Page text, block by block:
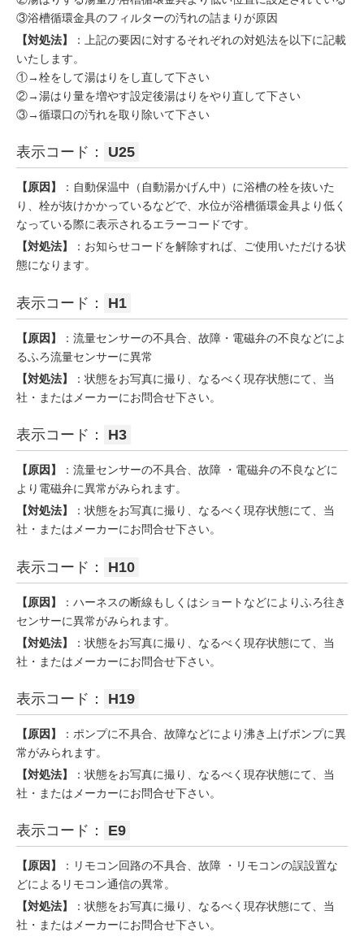
③浴槽循環金具のフィルターの汚れの詰まりが原因
【対処法】
：上記の要因に対するそれぞれの対処法を以下に記載
いたします。
①→栓をして湯はりをし直して下さい
②→湯はり量を増やす設定後湯はりをやり直して下さい
③→循環口の汚れを取り除いて下さい
表示コード： U25
【原因】
：自動保温中（自動湯かげん中）に浴槽の栓を抜いた
り、栓が抜けかかっているなどで、水位が浴槽循環金具より低く
なっている際に表示されるエラーコードです。
【対処法】
：お知らせコードを解除すれば、ご使用いただける状
態になります。
表示コード： H1
【原因】
：流量センサーの不具合、故障・電磁弁の不良などによ
るふろ流量センサーに異常
【対処法】
：状態をお写真に撮り、なるべく現存状態にて、当
社・またはメーカーにお問合せ下さい。
表示コード： H3
【原因】
：流量センサーの不具合、故障 ・電磁弁の不良などに
より電磁弁に異常がみられます。
【対処法】
：状態をお写真に撮り、なるべく現存状態にて、当
社・またはメーカーにお問合せ下さい。
表示コード： H10
【原因】
：ハーネスの断線もしくはショートなどによりふろ往き
センサーに異常がみられます。
【対処法】
：状態をお写真に撮り、なるべく現存状態にて、当
社・またはメーカーにお問合せ下さい。
表示コード： H19
【原因】
：ポンプに不具合、故障などにより沸き上げポンプに異
常がみられます。
【対処法】
：状態をお写真に撮り、なるべく現存状態にて、当
社・またはメーカーにお問合せ下さい。
表示コード： E9
【原因】
：リモコン回路の不具合、故障 ・リモコンの誤設置な
どによるリモコン通信の異常。
【対処法】
：状態をお写真に撮り、なるべく現存状態にて、当
社・またはメーカーにお問合せ下さい。